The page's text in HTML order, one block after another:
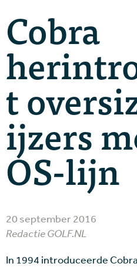
Cobra
t
ijzers
OS-lijn
20 september 2016
Redactie GOLF.NL
In 1994 introduceerde